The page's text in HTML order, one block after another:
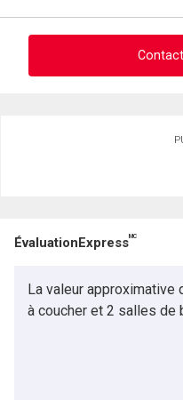
Message
En cliquant sur le bouton « soumettre
Téléphone
Message
ÉvaluationExpressMC
La valeur approximative
à coucher et 2 salles de